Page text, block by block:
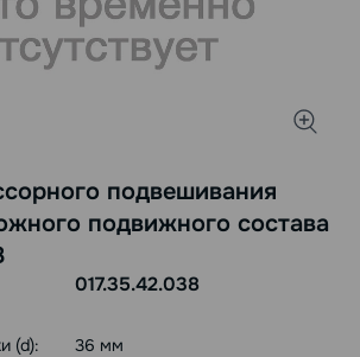
подвешивания
подвижного состава
017.35.42.038
(d): 36 мм